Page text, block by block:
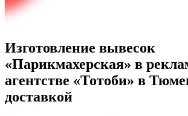
Изготовление вывесок
«Парикмахерская» в
агентстве «Тотоби» в
доставкой